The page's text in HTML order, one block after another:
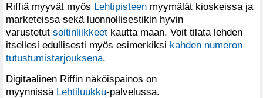
Riffiä myyvät myös Lehtipisteen myymälät kioskeissa ja
marketeissa sekä luonnollisestikin hyvin
varustetut soitinliikkeet kautta maan. Voit tilata lehden
itsellesi edullisesti myös esimerkiksi kahden numeron
tutustumistarjouksena.
Digitaalinen Riffin näköispainos on
myynnissä Lehtiluukku-palvelussa.